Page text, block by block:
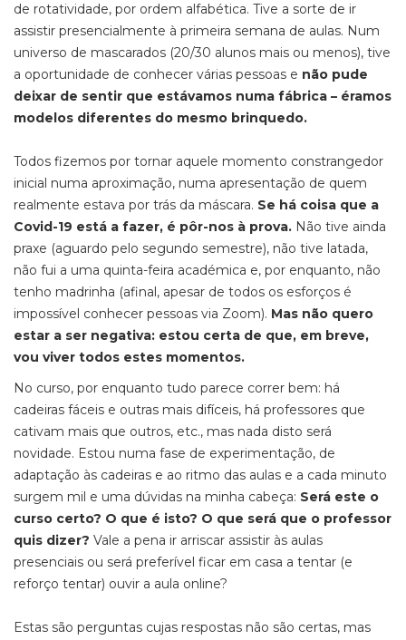
de rotatividade, por ordem alfabética. Tive a sorte de ir
assistir presencialmente à primeira semana de aulas. Num
universo de mascarados (20/30 alunos mais ou menos), tive
a oportunidade de conhecer várias pessoas e não pude
deixar de sentir que estávamos numa fábrica – éramos
modelos diferentes do mesmo brinquedo.
Todos fizemos por tornar aquele momento constrangedor
inicial numa aproximação, numa apresentação de quem
realmente estava por trás da máscara. Se há coisa que a
Covid-19 está a fazer, é pôr-nos à prova. Não tive ainda
praxe (aguardo pelo segundo semestre), não tive latada,
não fui a uma quinta-feira académica e, por enquanto, não
tenho madrinha (afinal, apesar de todos os esforços é
impossível conhecer pessoas via Zoom). Mas não quero
estar a ser negativa: estou certa de que, em breve,
vou viver todos estes momentos.
No curso, por enquanto tudo parece correr bem: há
cadeiras fáceis e outras mais difíceis, há professores que
cativam mais que outros, etc., mas nada disto será
novidade. Estou numa fase de experimentação, de
adaptação às cadeiras e ao ritmo das aulas e a cada minuto
surgem mil e uma dúvidas na minha cabeça: Será este o
curso certo? O que é isto? O que será que o professor
quis dizer? Vale a pena ir arriscar assistir às aulas
presenciais ou será preferível ficar em casa a tentar (e
reforço tentar) ouvir a aula online?
Estas são perguntas cujas respostas não são certas, mas